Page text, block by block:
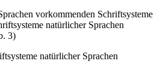
vorkommenden Schriftsysteme
natürlicher Sprachen
3)
natürlicher Sprachen